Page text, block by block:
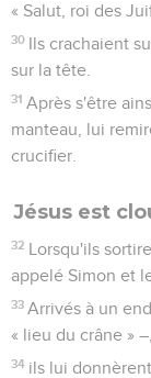
« Salut, roi des
30 Ils crachaient
sur la tête.
31 Après s'être
manteau, lui
crucifier.
Jésus est
32 Lorsqu'ils
appelé Simon et
33 Arrivés à un
« lieu du crâne » –,
34 ils lui